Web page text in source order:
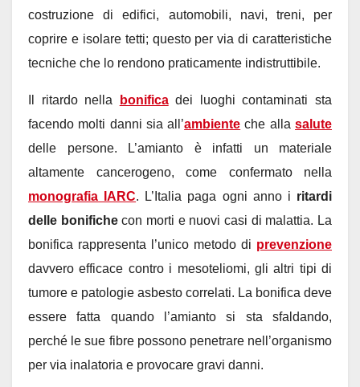
costruzione di edifici, automobili, navi, treni, per
coprire e isolare tetti; questo per via di caratteristiche
tecniche che lo rendono praticamente indistruttibile.
Il ritardo nella bonifica dei luoghi contaminati sta
facendo molti danni sia all’ambiente che allasalute
delle persone. L’amianto è infatti un materiale
altamente cancerogeno, come confermato nella
monografia IARC. L’Italia paga ogni anno i ritardi
delle bonifichecon morti e nuovi casi di malattia. La
bonifica rappresenta l’unico metodo di prevenzione
davvero efficace contro i mesoteliomi, gli altri tipi di
tumore e patologie asbesto correlati. La bonifica deve
essere fatta quando l’amianto si sta sfaldando,
perché le sue fibre possono penetrare nell’organismo
per via inalatoria e provocare gravi danni.